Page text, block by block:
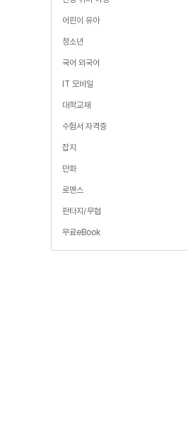
어린이 유아
청소년
국어 외국어
IT 모바일
대학교재
수험서 자격증
잡지
만화
로맨스
판타지/무협
무료eBook